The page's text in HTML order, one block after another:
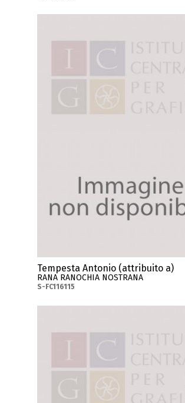
Tempesta Antonio (attribuito a)
RANA RANOCHIA NOSTRANA
S-FC116115